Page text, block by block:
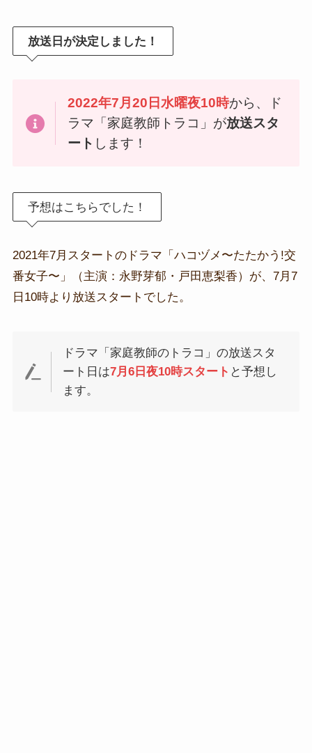
放送日が決定しました！
2022年7月20日水曜夜10時から、ド
ラマ「家庭教師トラコ」が放送スタ
ート します！
予想はこちらでした！
2021年7月スタートのドラマ「ハコヅメ〜たたかう!交
番女子〜」（主演：永野芽郁・戸田恵梨香）が、7月7
日10時より放送スタートでした。
ドラマ「家庭教師のトラコ」の放送スタ
ート日は7月6日夜10時スタート と予想し
ます。